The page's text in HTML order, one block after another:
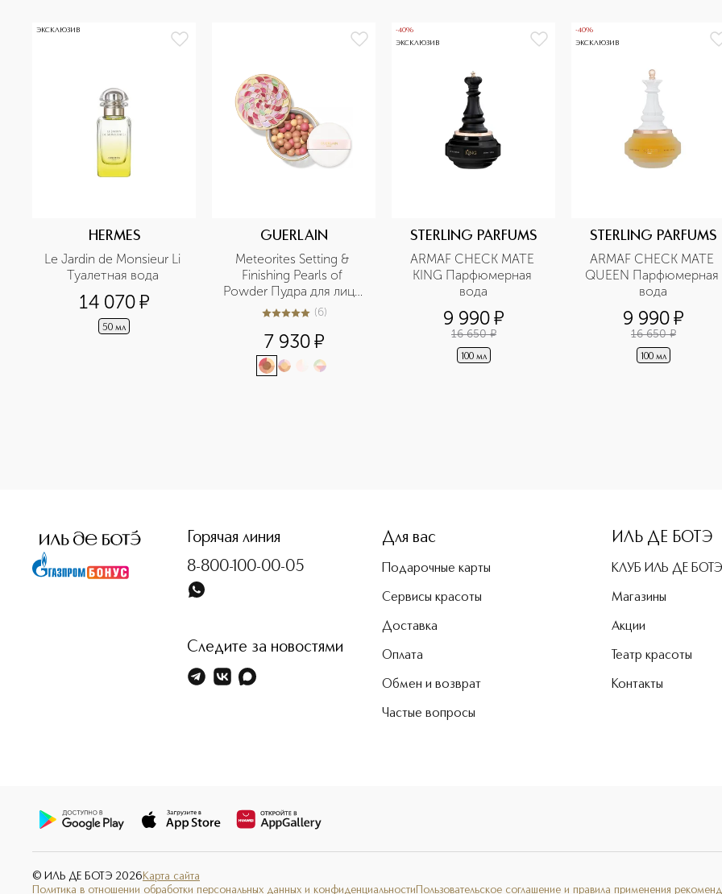
ЭКСКЛЮЗИВ
HERMES
Le Jardin de Monsieur Li
14 070¤
50 мл
GUERLAIN
Meteorites Setting &
Finishing Pearls of
Powder Пудра для лица
в шариках
5из 56 (6)
7 930¤
-40%
ЭКСКЛЮЗИВ
STERLING PARFUMS
ARMAF CHECK MATE
KING Парфюмерная
вода
9 990¤
16 650 ¤
100 мл
-40%
ЭКСКЛЮЗИВ
STERLING PARFUMS
ARMAF CHECK MATE
QUEEN Парфюмерная
вода
9 990¤
16 650 ¤
100 мл
Горячая линия
8-800-100-00-05
Следите за новостями
Для вас
Подарочные карты
Сервисы красоты
Доставка
Оплата
Обмен и возврат
Частые вопросы
ИЛЬ ДЕ БОТЭ
КЛУБ ИЛЬ ДЕ БОТЭ
Магазины
Акции
Театр красоты
Контакты
© ИЛЬ ДЕ БОТЭ 2026 Карта сайта
Политика в отношении обработки персональных данных и конфиденциальности Пользовательское соглашение и правила применения